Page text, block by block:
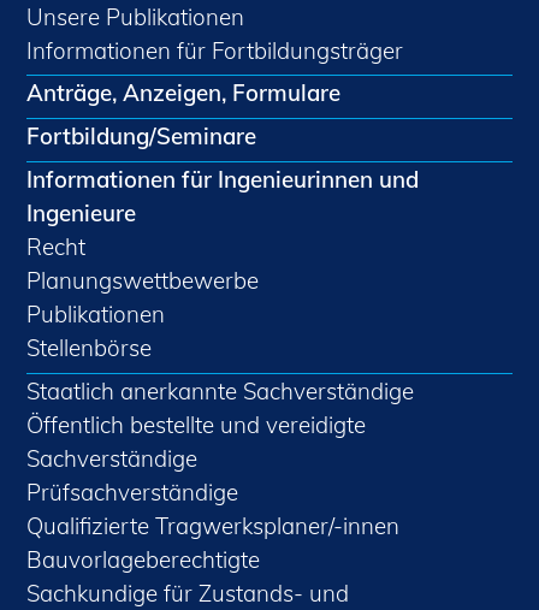
Unsere Publikationen
Informationen für Fortbildungsträger
Anträge, Anzeigen, Formulare
Fortbildung/Seminare
Informationen für Ingenieurinnen und
Ingenieure
Recht
Planungswettbewerbe
Publikationen
Stellenbörse
Staatlich anerkannte Sachverständige
Öffentlich bestellte und vereidigte
Sachverständige
Prüfsachverständige
Qualifizierte Tragwerksplaner/-innen
Bauvorlageberechtigte
Sachkundige für Zustands- und